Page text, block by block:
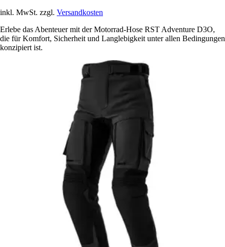
inkl. MwSt. zzgl. Versandkosten
Erlebe das Abenteuer mit der Motorrad-Hose RST Adventure D3O,
die für Komfort, Sicherheit und Langlebigkeit unter allen Bedingungen
konzipiert ist.